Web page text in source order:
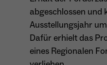
Zweck
(Formulare).
Name be_typo_user
Name _pk_ses*
Anbieter Matomo
Zweck
Speichert die
für die
Website.
abgeschlossen und
Ausstellungsjahr
Dafür erhielt das
eines Regionalen